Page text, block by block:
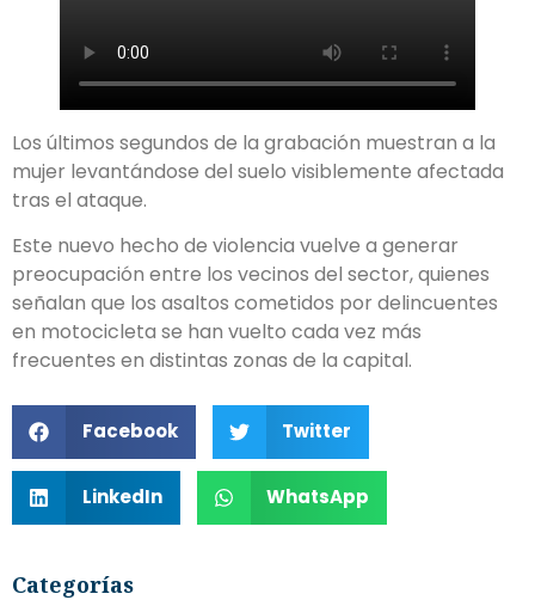
Categorías
Los últimos segundos de la grabación muestran a la
mujer levantándose del suelo visiblemente afectada
tras el ataque.
Este nuevo hecho de violencia vuelve a generar
preocupación entre los vecinos del sector, quienes
señalan que los asaltos cometidos por delincuentes
en motocicleta se han vuelto cada vez más
frecuentes en distintas zonas de la capital.
Facebook Twitter
LinkedIn WhatsApp